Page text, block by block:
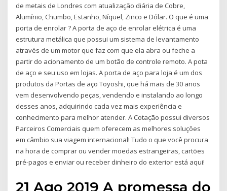
de metais de Londres com atualização diária de Cobre,
Alumínio, Chumbo, Estanho, Níquel, Zinco e Dólar. O que é uma
porta de enrolar ? A porta de aço de enrolar elétrica é uma
estrutura metálica que possui um sistema de levantamento
através de um motor que faz com que ela abra ou feche a
partir do acionamento de um botão de controle remoto. A pota
de aço e seu uso em lojas. A porta de aço para loja é um dos
produtos da Portas de aço Toyoshi, que há mais de 30 anos
vem desenvolvendo peças, vendendo e instalando ao longo
desses anos, adquirindo cada vez mais experiência e
conhecimento para melhor atender. A Cotação possui diversos
Parceiros Comerciais quem oferecem as melhores soluções
em câmbio sua viagem internacional! Tudo o que você procura
na hora de comprar ou vender moedas estrangeiras, cartões
pré-pagos e enviar ou receber dinheiro do exterior está aqui!
21 Ago 2019 A promessa do